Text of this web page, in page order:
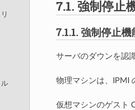
7.1. 強制停止
7.1.1. 強制停止機
サーバのダウンを認
物理マシンは、IPMI
仮想マシンのゲスト